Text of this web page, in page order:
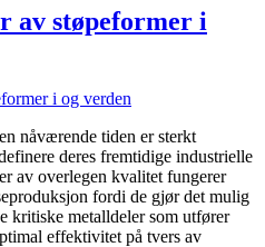
av støpeformer i
nåværende tiden er sterkt
deres fremtidige industrielle
av overlegen kvalitet fungerer
fordi de gjør det mulig
kritiske metalldeler som utfører
effektivitet på tvers av